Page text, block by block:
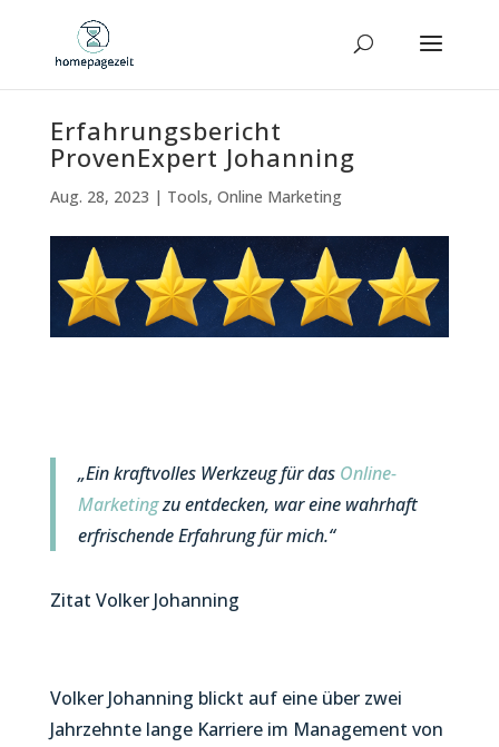
Erfahrungsbericht
ProvenExpert Johanning
Aug. 28, 2023 | Tools, Online Marketing
„Ein kraftvolles Werkzeug für das Online-
Marketingzu entdecken, war eine wahrhaft
erfrischende Erfahrung für mich.“
Zitat Volker Johanning
Volker Johanning blickt auf eine über zwei
Jahrzehnte lange Karriere im Management von